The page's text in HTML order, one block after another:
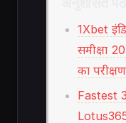
1Xbet
समीक्षा
का
Fastest